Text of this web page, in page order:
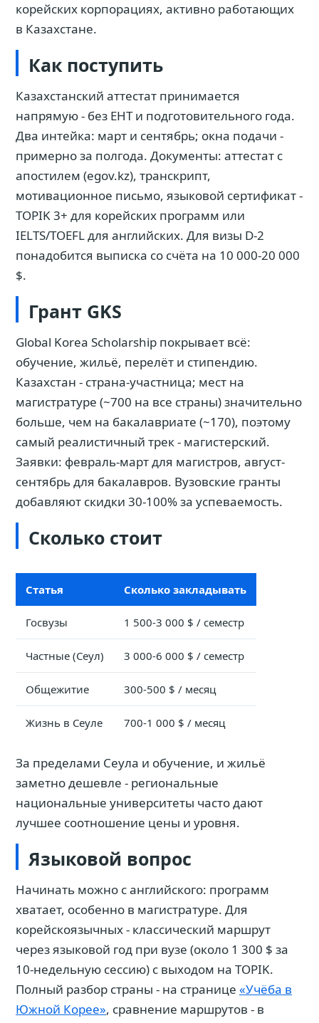
корейских корпорациях, активно работающих
в Казахстане.
Как поступить
Казахстанский аттестат принимается
напрямую - без ЕНТ и подготовительного года.
Два интейка: март и сентябрь; окна подачи -
примерно за полгода. Документы: аттестат с
апостилем (egov.kz), транскрипт,
мотивационное письмо, языковой сертификат -
TOPIK 3+ для корейских программ или
IELTS/TOEFL для английских. Для визы D-2
понадобится выписка со счёта на 10 000-20 000
$.
Грант GKS
Global Korea Scholarship покрывает всё:
обучение, жильё, перелёт и стипендию.
Казахстан - страна-участница; мест на
магистратуре (~700 на все страны) значительно
больше, чем на бакалавриате (~170), поэтому
самый реалистичный трек - магистерский.
Заявки: февраль-март для магистров, август-
сентябрь для бакалавров. Вузовские гранты
добавляют скидки 30-100% за успеваемость.
Сколько стоит
Статья Сколько закладывать
Госвузы 1 500-3 000 $ / семестр
Частные (Сеул) 3 000-6 000 $ / семестр
Общежитие 300-500 $ / месяц
Жизнь в Сеуле 700-1 000 $ / месяц
За пределами Сеула и обучение, и жильё
заметно дешевле - региональные
национальные университеты часто дают
лучшее соотношение цены и уровня.
Языковой вопрос
Начинать можно с английского: программ
хватает, особенно в магистратуре. Для
корейскоязычных - классический маршрут
через языковой год при вузе (около 1 300 $ за
10-недельную сессию) с выходом на TOPIK.
Полный разбор страны - на странице «Учёба в
Южной Корее», сравнение маршрутов - в